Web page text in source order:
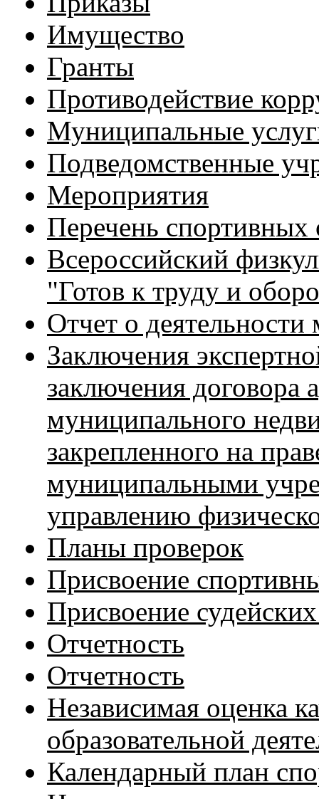
Имущество
Гранты
Противодействие
Муниципальные
Подведомственные
Мероприятия
Перечень спортивных
Всероссийский
"Готов к труду и
Отчет о
Заключения
заключения договора
муниципального
закрепленного на
муниципальными
управлению
Планы проверок
Присвоение
Присвоение
Отчетность
Отчетность
Независимая оценка
образовательной
Календарный план